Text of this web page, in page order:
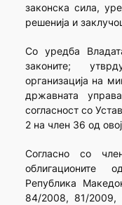
законска сила,
решенија и
Co уредба
законите;
организација на
државната
согласност со
2 на член 36 од
Согласно со
облигационите
Република
84/2008, 81/2009,